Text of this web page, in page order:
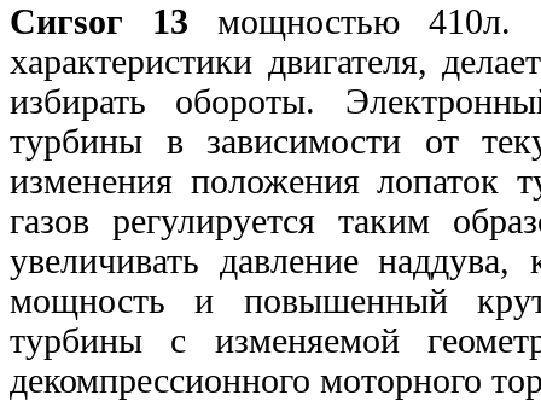
Сигsог 13 мощностью 410л.
характеристики двигателя,
избирать обороты.
турбины в зависимости от
изменения положения
газов регулируется таким
увеличивать давление
мощность и повышенный
турбины с изменяемой
декомпрессионного моторного